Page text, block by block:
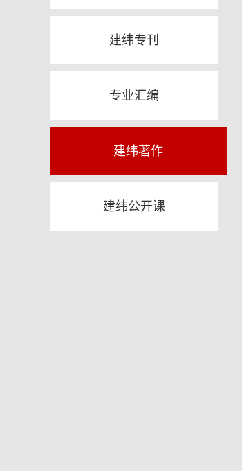
建纬专刊
专业汇编
建纬著作
建纬公开课